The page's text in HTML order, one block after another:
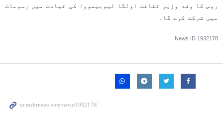
روس کا وفد وزیر ثقافت اولگا لیوبیمووا کی قیادت میں رسومات
میں شرکت کرے گا۔
News ID 1932178